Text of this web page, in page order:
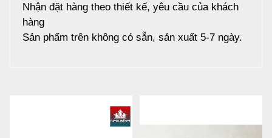
Nhận đặt hàng theo thiết kế, yêu cầu của khách
hàng
Sản phẩm trên không có sẵn, sản xuất 5-7 ngày.